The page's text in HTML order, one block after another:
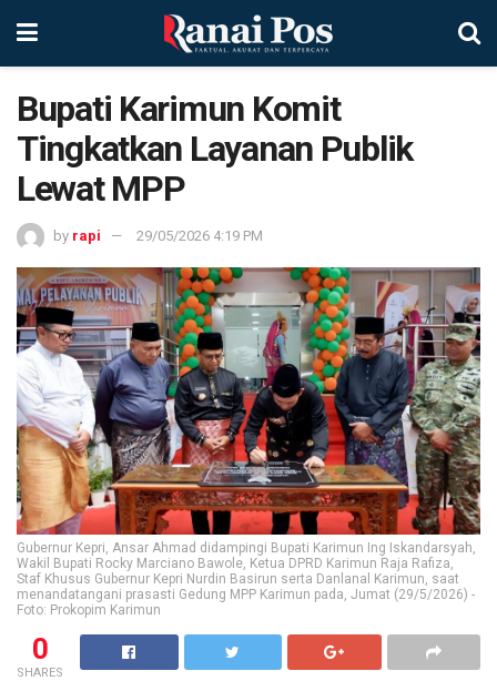
Bupati Karimun Komit
Tingkatkan Layanan Publik
Lewat MPP
by rapi 29/05/2026 4:19 PM
Gubernur Kepri, Ansar Ahmad didampingi Bupati Karimun Ing Iskandarsyah,
Wakil Bupati Rocky Marciano Bawole, Ketua DPRD Karimun Raja Rafiza,
Staf Khusus Gubernur Kepri Nurdin Basirun serta Danlanal Karimun, saat
menandatangani prasasti Gedung MPP Karimun pada, Jumat (29/5/2026) -
Foto: Prokopim Karimun
0
SHARES